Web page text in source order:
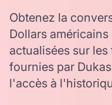
Obtenez la
Dollars
actualisées sur
fournies par
l'accès à